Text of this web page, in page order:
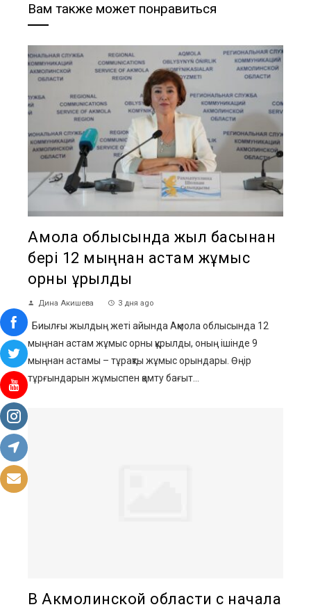
Вам также может понравиться
Ақмола облысында жыл басынан
бері 12 мыңнан астам жұмыс
орны құрылды
Дина Акишева 3 дня ago
Биылғы жылдың жеті айында Ақмола облысында 12
мыңнан астам жұмыс орны құрылды, оның ішінде 9
мыңнан астамы – тұрақты жұмыс орындары. Өңір
тұрғындарын жұмыспен қамту бағыт...
В Акмолинской области с начала